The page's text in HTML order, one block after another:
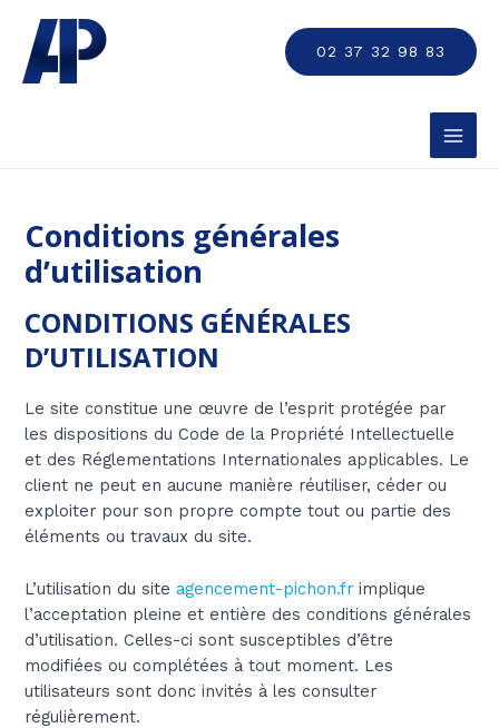
contenu
02 37 32 98 83
Conditions générales
d’utilisation
CONDITIONS GÉNÉRALES
D’UTILISATION
Le site constitue une œuvre de l’esprit protégée par
les dispositions du Code de la Propriété Intellectuelle
et des Réglementations Internationales applicables. Le
client ne peut en aucune manière réutiliser, céder ou
exploiter pour son propre compte tout ou partie des
éléments ou travaux du site.
L’utilisation du site agencement-pichon.fr implique
l’acceptation pleine et entière des conditions générales
d’utilisation. Celles-ci sont susceptibles d’être
modifiées ou complétées à tout moment. Les
utilisateurs sont donc invités à les consulter
régulièrement.